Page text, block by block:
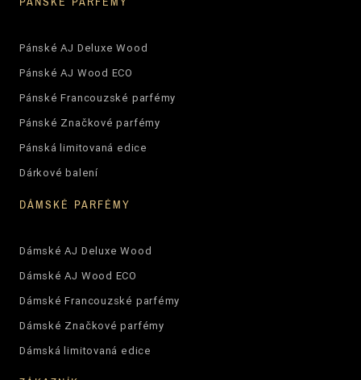
Pánské AJ Deluxe Wood
Pánské AJ Wood ECO
Pánské Francouzské parfémy
Pánské Značkové parfémy
Pánská limitovaná edice
Dárkové balení
DÁMSKÉ PARFÉMY
Dámské AJ Deluxe Wood
Dámské AJ Wood ECO
Dámské Francouzské parfémy
Dámské Značkové parfémy
Dámská limitovaná edice